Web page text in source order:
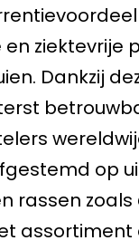
ziektevrije
Dankzij
op
rassen zoals
assortiment